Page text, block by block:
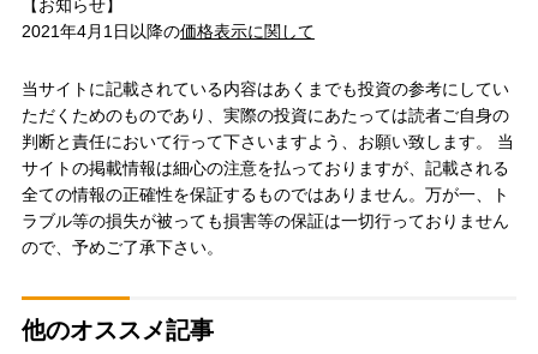
【お知らせ】
2021年4月1日以降の価格表示に関して
当サイトに記載されている内容はあくまでも投資の参考にしてい
ただくためのものであり、実際の投資にあたっては読者ご自身の
判断と責任において行って下さいますよう、お願い致します。 当
サイトの掲載情報は細心の注意を払っておりますが、記載される
全ての情報の正確性を保証するものではありません。万が一、ト
ラブル等の損失が被っても損害等の保証は一切行っておりません
ので、予めご了承下さい。
他のオススメ記事